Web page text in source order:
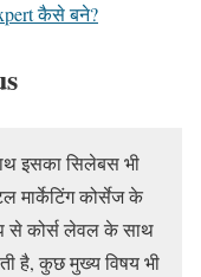
कैसे बने?
इसका सिलेबस भी
मार्केटिंग कोर्सेज के
से कोर्स लेवल के साथ
है, कुछ मुख्य विषय भी